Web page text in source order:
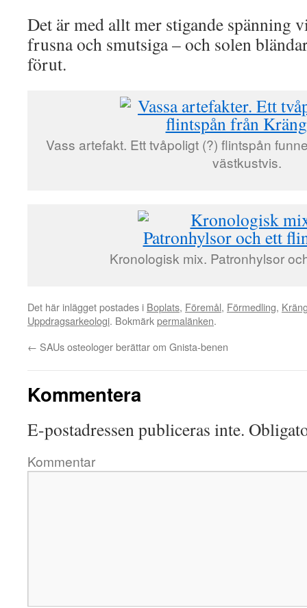
Det är med allt mer stigande spänning
frusna och smutsiga – och solen
förut.
Vass artefakt. Ett tvåpoligt (?) flintspån
västkustvis.
Kronologisk mix. Patronhylsor
Det här inlägget postades i Boplats, Föremål, Förmedling,
Uppdragsarkeologi. Bokmärkpermalänken.
← SAUs osteologer berättar om Gnista-benen
Kommentera
E-postadressen publiceras inte.
Kommentar